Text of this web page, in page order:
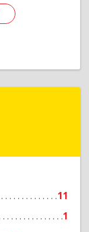
11
1